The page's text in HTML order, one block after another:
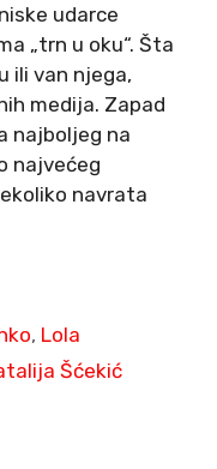
udarce
„trn u oku“. Šta
ili van njega,
medija. Zapad
najboljeg na
najvećeg
navrata
, Lola
Šćekić